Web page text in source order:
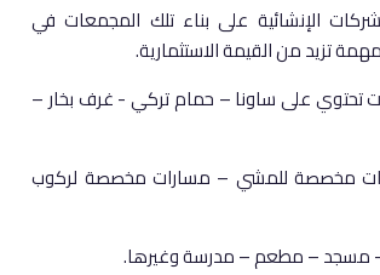
الإنشائية على بناء تلك المجمعات في
تزيد من القيمة الاستثمارية.
تحتوي على ساونا – حمام تركي - غرف بخار –
مخصصة للمشي – مسارات مخصصة لركوب
مسجد – مطعم – مدرسة وغيرها.